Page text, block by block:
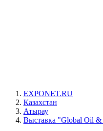
EXPONET.RU
Казахстан
Атырау
Выставка "Global Oil &